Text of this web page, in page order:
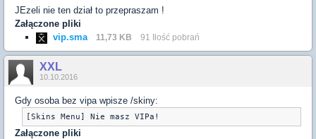
JEzeli nie ten dział to przepraszam !
Załączone pliki
vip.sma
11,73 KB 91 Ilość pobrań
XXL
10.10.2016
Gdy osoba bez vipa wpisze /skiny:
Załączone pliki